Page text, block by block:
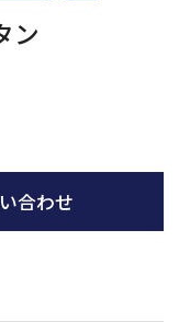
ン
合わせ